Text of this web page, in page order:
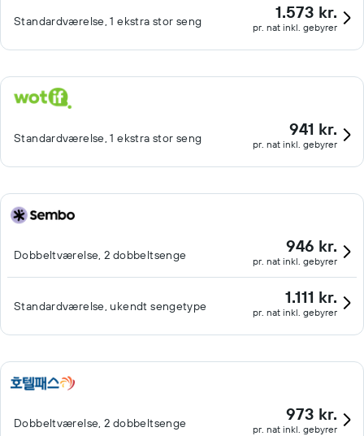
Standardværelse, 1 ekstra stor seng 1.573 kr.
pr. nat inkl. gebyrer
Standardværelse, 1 ekstra stor seng 941 kr.
pr. nat inkl. gebyrer
Dobbeltværelse, 2 dobbeltsenge 946 kr.
pr. nat inkl. gebyrer
Standardværelse, ukendt sengetype 1.111 kr.
pr. nat inkl. gebyrer
Dobbeltværelse, 2 dobbeltsenge 973 kr.
pr. nat inkl. gebyrer